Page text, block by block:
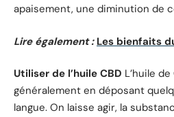
apaisement, une diminution de
Lire également : Les bienfaits
Utiliser de l’huile CBD L’huile
généralement en déposant
langue. On laisse agir, la